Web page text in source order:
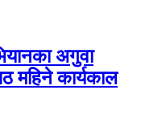
अगुवा
महिने कार्यकाल